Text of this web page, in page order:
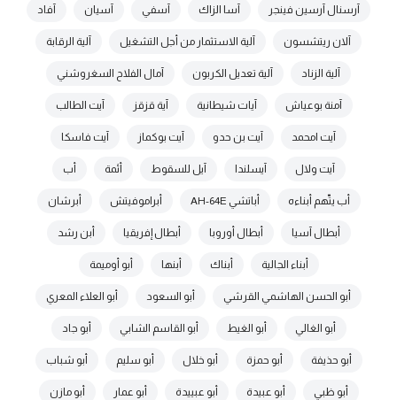
آرسنال آرسين فينجر آسا الزاك آسفي آسيان آفاد
آلان ريتشسون آلية الاستثمار من أجل التشغيل آلية الرقابة
آلية الزناد آلية تعديل الكربون آمال الفلاح السغروشني
آمنة بوعياش آيات شيطانية آية قزقز آيت الطالب
آيت امحمد آيت بن حدو آيت بوكماز آيت فاسكا
آيت ولال آيسلندا آيل للسقوط أئمة أب
أب يتّهم أبناءه أباتشي AH-64E أبراموفيتش أبرشان
أبطال آسيا أبطال أوروبا أبطال إفريقيا أبن رشد
أبناء الجالية أبناك أبنها أبو أوميمة
أبو الحسن الهاشمي القرشي أبو السعود أبو العلاء المعري
أبو الغالي أبو الغيط أبو القاسم الشابي أبو جاد
أبو حذيفة أبو حمزة أبو خلال أبو سليم أبو شباب
أبو ظبي أبو عبيدة أبو عبييدة أبو عمار أبو مازن